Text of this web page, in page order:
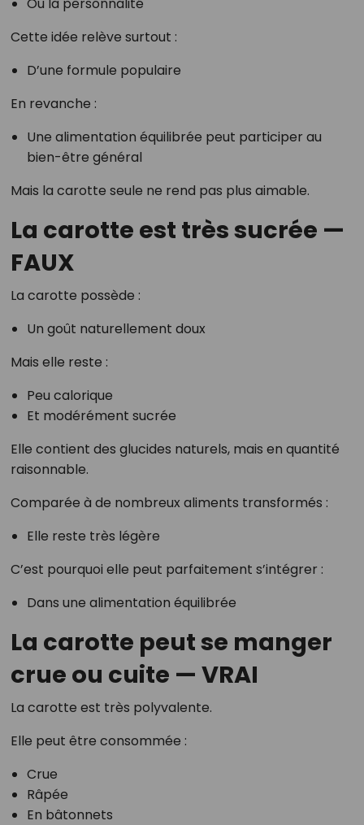
Cette idée relève surtout :
D’une formule populaire
En revanche :
Une alimentation équilibrée peut participer au
bien-être général
Mais la carotte seule ne rend pas plus aimable.
La carotte est très sucrée —
FAUX
La carotte possède :
Un goût naturellement doux
Mais elle reste :
Peu calorique
Et modérément sucrée
Elle contient des glucides naturels, mais en quantité
raisonnable.
Comparée à de nombreux aliments transformés :
Elle reste très légère
C’est pourquoi elle peut parfaitement s’intégrer :
Dans une alimentation équilibrée
La carotte peut se manger
crue ou cuite — VRAI
La carotte est très polyvalente.
Elle peut être consommée :
Crue
Râpée
En bâtonnets